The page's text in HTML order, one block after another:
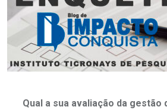
Qual a sua avaliação da gestão